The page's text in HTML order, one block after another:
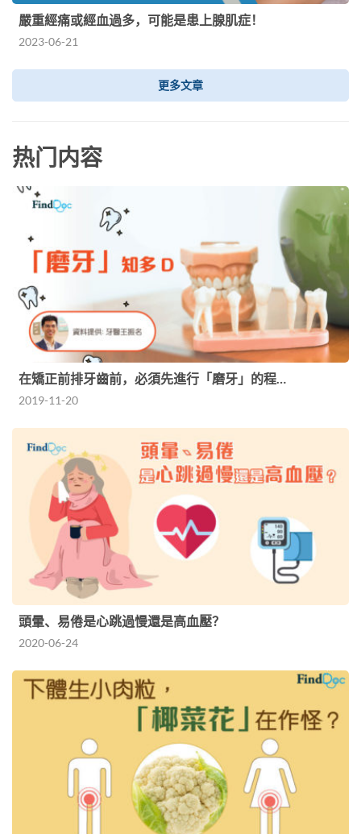
嚴重經痛或經血過多，可能是患上腺肌症！
2023-06-21
更多文章
热门内容
在矯正前排牙齒前，必須先進行「磨牙」的程…
2019-11-20
頭暈、易倦是心跳過慢還是高血壓？
2020-06-24